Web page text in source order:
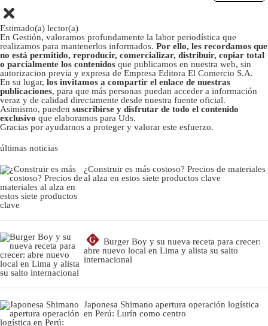
Estimado(a) lector(a)
En Gestión, valoramos profundamente la labor periodística que
realizamos para mantenerlos informados. Por ello, les recordamos que
no está permitido, reproducir, comercializar, distribuir, copiar total
o parcialmente los contenidos que publicamos en nuestra web, sin
autorizacion previa y expresa de Empresa Editora El Comercio S.A.
En su lugar, los invitamos a compartir el enlace de nuestras
publicaciones, para que más personas puedan acceder a información
veraz y de calidad directamente desde nuestra fuente oficial.
Asimismo, pueden suscribirse y disfrutar de todo el contenido
exclusivo que elaboramos para Uds.
Gracias por ayudarnos a proteger y valorar este esfuerzo.
últimas noticias
¿Construir es más costoso? Precios de materiales
al alza en estos siete productos clave
G
Burger Boy y su nueva receta para crecer:
abre nuevo local en Lima y alista su salto
internacional
Japonesa Shimano apertura operación logística
en Perú: Lurín como centro